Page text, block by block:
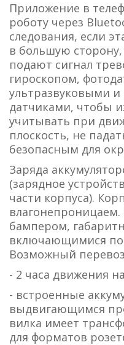
Приложение в
роботу через
следования, если
в большую
подают сигнал
гироскопом,
ультразвуковыми
датчиками, чтобы
учитывать при
плоскость, не
безопасным для
Заряда
(зарядное
части корпуса).
бампером,
включающимися по
Возможный
- 2 часа движения
- встроенные
выдвигающимся
вилка имеет
для форматов